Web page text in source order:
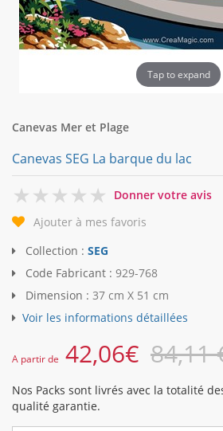
Tap to expand
Canevas Mer et Plage
Canevas SEG La barque du lac
0
Donner votre avis
Ajouter à mes favoris
Collection : SEG
Code Fabricant : 929-768
Dimension : 37 cm X 51 cm
Voir les informations détaillées
A partir de 42,06€ 84,11
Nos Packs sont livrés avec la totalité
qualité garantie.